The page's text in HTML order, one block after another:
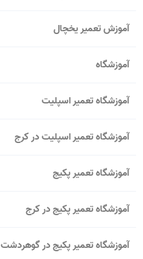
آموزش تعمیر یخچال
آموزشگاه
آموزشگاه تعمیر اسپلیت
آموزشگاه تعمیر اسپلیت در کرج
آموزشگاه تعمیر پکیج
آموزشگاه تعمیر پکیج در کرج
آموزشگاه تعمیر پکیج در گوهردشت